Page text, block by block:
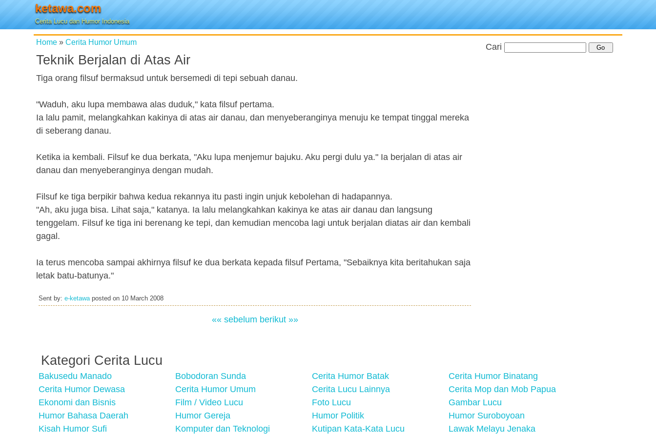
ketawa.com
Cerita Lucu dan Humor Indonesia
Home » Cerita Humor Umum
Teknik Berjalan di Atas Air
Tiga orang filsuf bermaksud untuk bersemedi di tepi sebuah danau.
"Waduh, aku lupa membawa alas duduk," kata filsuf pertama.
Ia lalu pamit, melangkahkan kakinya di atas air danau, dan menyeberanginya menuju ke tempat tinggal mereka
di seberang danau.
Ketika ia kembali. Filsuf ke dua berkata, "Aku lupa menjemur bajuku. Aku pergi dulu ya." Ia berjalan di atas air
danau dan menyeberanginya dengan mudah.
Filsuf ke tiga berpikir bahwa kedua rekannya itu pasti ingin unjuk kebolehan di hadapannya.
"Ah, aku juga bisa. Lihat saja," katanya. Ia lalu melangkahkan kakinya ke atas air danau dan langsung
tenggelam. Filsuf ke tiga ini berenang ke tepi, dan kemudian mencoba lagi untuk berjalan diatas air dan kembali
gagal.
Ia terus mencoba sampai akhirnya filsuf ke dua berkata kepada filsuf Pertama, "Sebaiknya kita beritahukan saja
letak batu-batunya."
Sent by: e-ketawaposted on 10 March 2008
«« sebelum berikut »»
Cari
Kategori Cerita Lucu
Bakusedu Manado Bobodoran Sunda Cerita Humor Batak
Cerita Humor Binatang
Cerita Humor Dewasa
Cerita Humor Umum Cerita Lucu Lainnya
Cerita Mop dan Mob Papua
Ekonomi dan Bisnis
Film / Video Lucu Foto Lucu
Gambar Lucu
Humor Bahasa Daerah
Humor Gereja Humor Politik
Humor Suroboyoan
Kisah Humor Sufi
Komputer dan Teknologi Kutipan Kata-Kata Lucu Lawak Melayu Jenaka